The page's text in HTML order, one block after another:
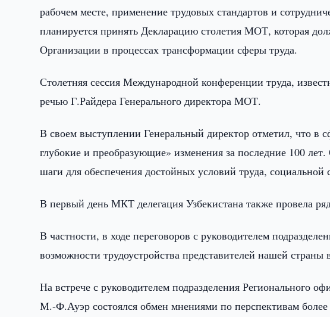
рабочем месте, применение трудовых стандартов и
планируется принять Декларацию столетия МОТ, которая
Организации в процессах трансформации сферы труда.
Столетняя сессия Международной конференции труда,
речью Г.Райдера Генерального директора МОТ.
В своем выступлении Генеральный директор отметил, что в
глубокие и преобразующие» изменения за последние 100
шаги для обеспечения достойных условий труда, социальной
В первый день МКТ делегация Узбекистана также провела
В частности, в ходе переговоров с руководителем
возможности трудоустройства представителей нашей страны
На встрече с руководителем подразделения
М.-Ф.Ауэр состоялся обмен мнениями по перспективам более